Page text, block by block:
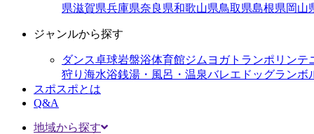
県滋賀県兵庫県奈良県和歌山県鳥取県島根県岡山
ジャンルから探す
ダンス卓球岩盤浴体育館ジム ヨガトランポリンテ
狩り 海水浴銭湯・風呂・温泉バレエ ドッグランボ
スポスポとは
Q&A
地域から探す